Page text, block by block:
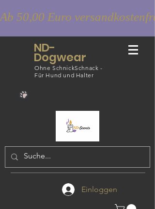
Ab 50,00 Euro versandkostenfrei
ND-
Dogwear
Ohne SchnickSchnack -
Für Hund und Halter
Einloggen